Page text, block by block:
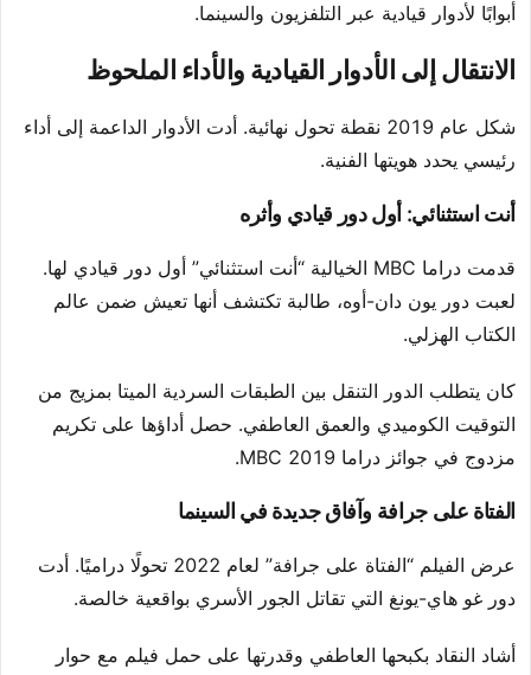
أبوابًا لأدوار قيادية عبر التلفزيون والسينما.
الانتقال إلى الأدوار القيادية والأداء الملحوظ
شكل عام 2019 نقطة تحول نهائية. أدت الأدوار الداعمة إلى أداء
رئيسي يحدد هويتها الفنية.
أنت استثنائي: أول دور قيادي وأثره
قدمت دراما MBC الخيالية “أنت استثنائي” أول دور قيادي لها.
لعبت دور يون دان-أوه، طالبة تكتشف أنها تعيش ضمن عالم
الكتاب الهزلي.
كان يتطلب الدور التنقل بين الطبقات السردية الميتا بمزيج من
التوقيت الكوميدي والعمق العاطفي. حصل أداؤها على تكريم
مزدوج في جوائز دراما MBC 2019.
الفتاة على جرافة وآفاق جديدة في السينما
عرض الفيلم “الفتاة على جرافة” لعام 2022 تحولًا دراميًا. أدت
دور غو هاي-يونغ التي تقاتل الجور الأسري بواقعية خالصة.
أشاد النقاد بكبحها العاطفي وقدرتها على حمل فيلم مع حوار